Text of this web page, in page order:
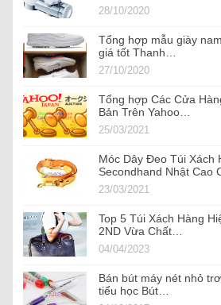
28/10/2020
Tổng hợp mẫu giày
giá tốt Thanh…
27/10/2020
Tổng hợp Các Cửa
Bản Trên Yahoo…
25/03/2021
Móc Dây Đeo Túi Xách
Secondhand Nhật Cao
23/03/2021
Top 5 Túi Xách Hàng
2ND Vừa Chất…
04/04/2023
Bán bút máy nét nhỏ
tiểu học Bút…